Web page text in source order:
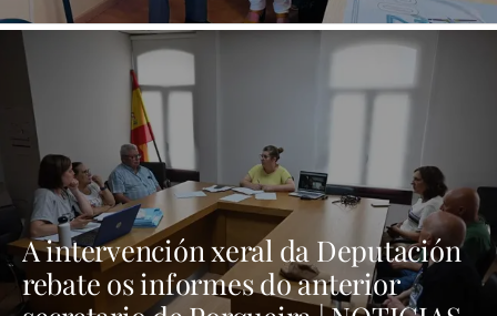
A intervención xeral da Deputación
rebate os informes do anterior